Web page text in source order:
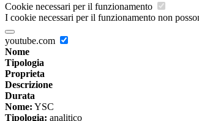
Cookie necessari per il funzionamento
I cookie necessari per il funzionamento non
youtube.com
Nome
Tipologia
Proprieta
Descrizione
Durata
Nome: YSC
Tipologia: analitico